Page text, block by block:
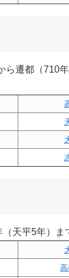
ら遷都（710
天平5年）ま
高